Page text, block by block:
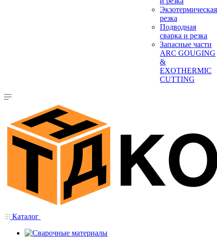
Экзотермическая
резка
Подводная
сварка и резка
Запасные части
ARC GOUGING
&
EXOTHERMIC
CUTTING
Каталог